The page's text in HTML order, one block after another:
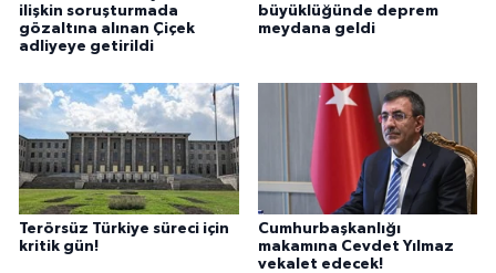
ilişkin soruşturmada
gözaltına alınan Çiçek
adliyeye getirildi
büyüklüğünde deprem
meydana geldi
Terörsüz Türkiye süreci için
kritik gün!
Cumhurbaşkanlığı
makamına Cevdet Yılmaz
vekalet edecek!